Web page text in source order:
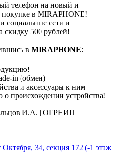
телефон на новый и
покупке в MIRAPHONE!
социальные сети и
скидку 500 рублей!
в MIRAPHONE:
in (обмен)
и аксессуары к ним
происхождении устройства!
И.А. | ОГРНИП
34, секция 172 (-1 этаж